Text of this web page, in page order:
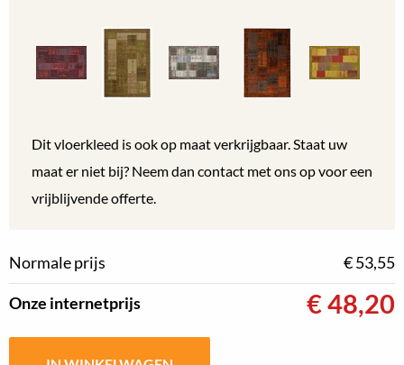
Dit vloerkleed is ook op maat verkrijgbaar. Staat uw
maat er niet bij? Neem dan contact met ons op voor een
vrijblijvende offerte.
Normale prijs € 53,55
Onze internetprijs €48,20